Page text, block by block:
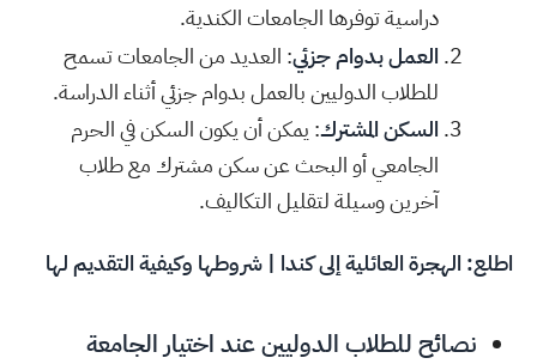
دراسية توفرها الجامعات الكندية.
العمل بدوام جزئي: العديد من الجامعات تسمح
للطلاب الدوليين بالعمل بدوام جزئي أثناء الدراسة.
السكن المشترك: يمكن أن يكون السكن في الحرم
الجامعي أو البحث عن سكن مشترك مع طلاب
آخرين وسيلة لتقليل التكاليف.
اطلع: الهجرة العائلية إلى كندا | شروطها وكيفية التقديم لها
نصائح للطلاب الدوليين عند اختيار الجامعة